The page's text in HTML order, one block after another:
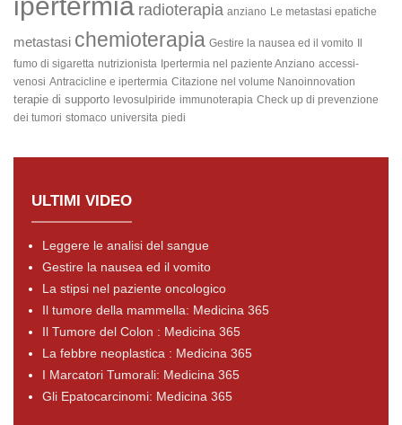
radioterapia anziano Le metastasi epatiche
metastasi chemioterapia Gestire la nausea ed il vomito
fumo di sigaretta nutrizionista Ipertermia nel paziente Anziano accessi-
venosi Antracicline e ipertermia Citazione nel volume Nanoinnovation
terapie di supporto levosulpiride immunoterapia Check up di prevenzione
dei tumori stomaco universita piedi
ULTIMI VIDEO
Leggere le analisi del sangue
Gestire la nausea ed il vomito
La stipsi nel paziente oncologico
Il tumore della mammella: Medicina 365
Il Tumore del Colon : Medicina 365
La febbre neoplastica : Medicina 365
I Marcatori Tumorali: Medicina 365
Gli Epatocarcinomi: Medicina 365